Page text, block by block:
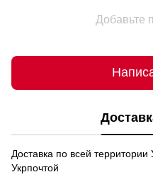
Добавьте
Доставка по всей
Укрпочтой